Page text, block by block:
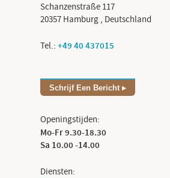
Schanzenstraße 117
20357 Hamburg , Deutschland
Tel.:+49 40 437015
Schrijf Een Bericht
Openingstijden:
Mo-Fr 9.30-18.30
Sa 10.00 -14.00
Diensten: